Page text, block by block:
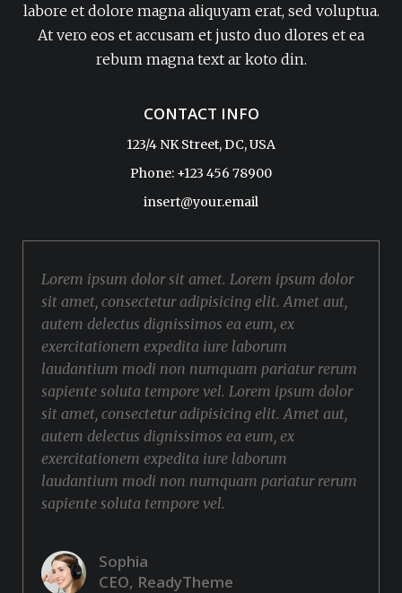
labore et dolore magna aliquyam erat, sed voluptua.
At vero eos et accusam et justo duo dlores et ea
rebum magna text ar koto din.
CONTACT INFO
123/4 NK Street, DC, USA
Phone: +123 456 78900
insert@your.email
Lorem ipsum dolor sit amet. Lorem ipsum dolor
sit amet, consectetur adipisicing elit. Amet aut,
autem delectus dignissimos ea eum, ex
exercitationem expedita iure laborum
laudantium modi non numquam pariatur rerum
sapiente soluta tempore vel. Lorem ipsum dolor
sit amet, consectetur adipisicing elit. Amet aut,
autem delectus dignissimos ea eum, ex
exercitationem expedita iure laborum
laudantium modi non numquam pariatur rerum
sapiente soluta tempore vel.
Sophia
CEO, ReadyTheme